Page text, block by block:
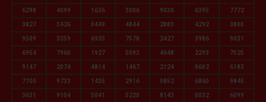
6298 4099 1636 3006 9030 6395 7772
3827 3426 0449 4844 2883 4292 3800
9509 3359 6935 7578 2427 3986 9031
6954 7960 1927 5093 4648 2293 7525
9147 2074 4814 1467 2124 0602 6183
7700 9733 1435 2916 0852 6860 9845
3631 9104 5041 5220 8143 0032 6099